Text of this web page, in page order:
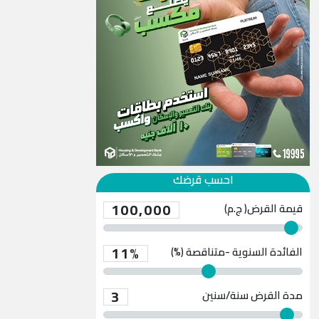
احسب قرضك
قيمة القرض( ج.م) 100,000
الفائدة السنوية -متناقصة (%) 11%
مدة القرض 3 سنة/سنين